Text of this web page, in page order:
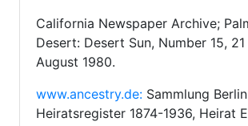
California Newspaper Archive;
Desert: Desert Sun, Number 15, 21
August 1980.
www.ancestry.de: Sammlung Berlin
Heiratsregister 1874-1936, Heirat